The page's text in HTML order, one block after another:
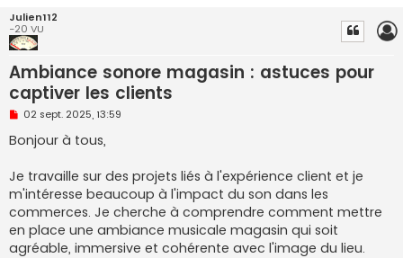
h
Julien112
-20 VU
Ambiance sonore magasin : astuces pour
captiver les clients
M
s
s
g
e
n
o
n
l
02 sept. 2025, 13:59
Bonjour à tous,
Je travaille sur des projets liés à l'expérience client et je
m'intéresse beaucoup à l'impact du son dans les
commerces. Je cherche à comprendre comment mettre
en place une ambiance musicale magasin qui soit
agréable, immersive et cohérente avec l'image du lieu.